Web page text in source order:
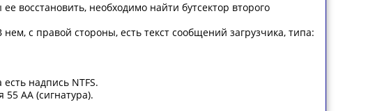
восстановить, необходимо найти бутсектор второго
с правой стороны, есть текст сообщений загрузчика, типа:
надпись NTFS.
AA (сигнатура).